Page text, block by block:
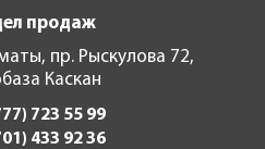
продаж
пр. Рыскулова 72,
Каскан
723 55 99
433 92 36